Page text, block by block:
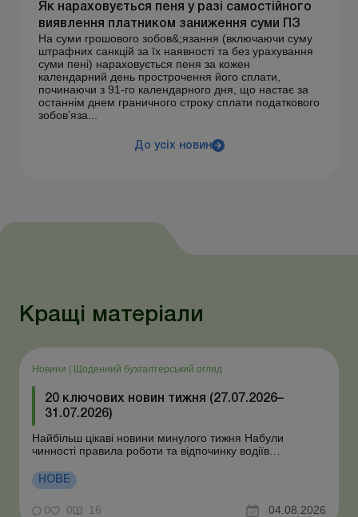
Як нараховується пеня у разі самостійного
виявлення платником заниження суми ПЗ
На суми грошового зобов&;язання (включаючи суму
штрафних санкцій за їх наявності та без урахування
суми пені) нараховується пеня за кожен
календарний день прострочення його сплати,
починаючи з 91-го календарного дня, що настає за
останнім днем граничного строку сплати податкового
зобов’яза...
До усіх новин
Кращі матеріали
Новини | Щоденний бухгалтерський огляд
20 ключових новин тижня (27.07.2026–
31.07.2026)
Найбільш цікаві новини минулого тижня Набули
чинності правила роботи та відпочинку водіїв
стан Для сільгосппідприємств і ФОП запроваджено нові
одноразові статистичні форми З 2 серпня змінюється
порядок зарахування окремих періодів роботи до стр...
НОВЕ
0 0 16 04.08.2026